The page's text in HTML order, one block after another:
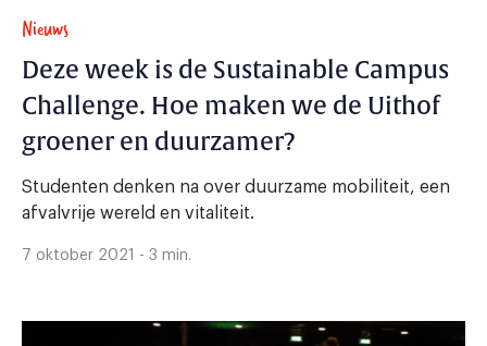
Nieuws
Deze week is de Sustainable Campus
Challenge. Hoe maken we de Uithof
groener en duurzamer?
Studenten denken na over duurzame mobiliteit, een
afvalvrije wereld en vitaliteit.
7 oktober 2021 - 3 min.